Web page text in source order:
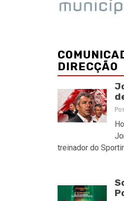
DIRECÇÃO
treinador do